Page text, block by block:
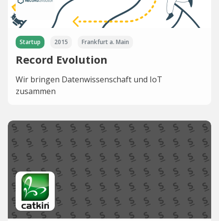
Startup 2015 Frankfurt a. Main
Record Evolution
Wir bringen Datenwissenschaft und IoT
zusammen